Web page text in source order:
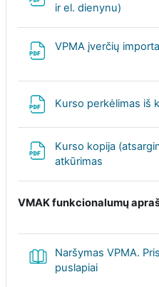
ir el. dienynu)
VPMA įverčių
Kurso perkėlimas iš
Kurso kopija
atkūrimas
VMAK funkcionalumų
Naršymas VPMA.
puslapiaiKnyga